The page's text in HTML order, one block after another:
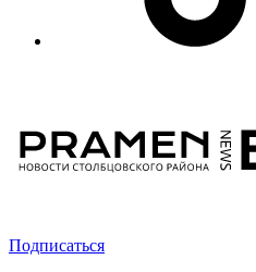
Подписаться